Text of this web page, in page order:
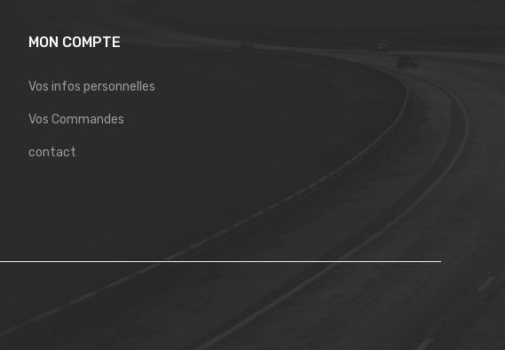
MON COMPTE
Vos infos personnelles
Vos Commandes
contact